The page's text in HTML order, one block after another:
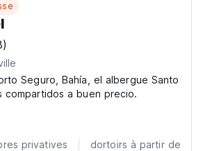
Seguro, Bahía, el albergue Santo
compartidos a buen precio.
privatives dortoirs à partir de